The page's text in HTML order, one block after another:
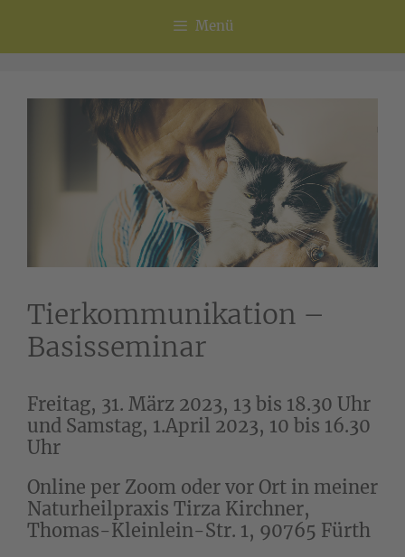
Menü
Tierkommunikation –
Basisseminar
Freitag, 31. März 2023, 13 bis 18.30 Uhr
und Samstag, 1.April 2023, 10 bis 16.30
Uhr
Online per Zoom oder vor Ort in meiner
Naturheilpraxis Tirza Kirchner,
Thomas-Kleinlein-Str. 1, 90765 Fürth